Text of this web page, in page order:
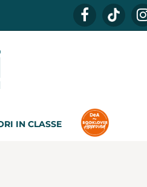
IN CLASSE